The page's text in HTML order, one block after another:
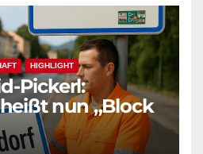
HIGHLIGHT
Pickerl:
nun „Block